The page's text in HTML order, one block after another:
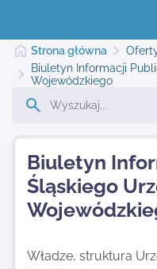
Dodaj stronę
Strona główna
Biuletyn Informacji
Wojewódzkiego
Biuletyn
Śląskiego
Władze, struktura